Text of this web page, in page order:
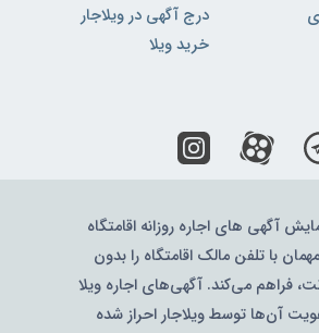
درج آگهی در ویلاجار
خرید ویلا
آگهی های اجاره روزانه اقامتگاه
با تلفن مالک اقامتگاه را بدون
فراهم می‌کند. آگهی‌های اجاره ویلا
آن‌ها توسط ویلاجار احراز شده